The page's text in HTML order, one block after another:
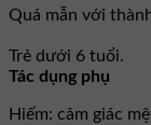
Quá mẫn với
Trẻ dưới 6 tuổi.
Tác dụng phụ
Hiếm: cảm giác